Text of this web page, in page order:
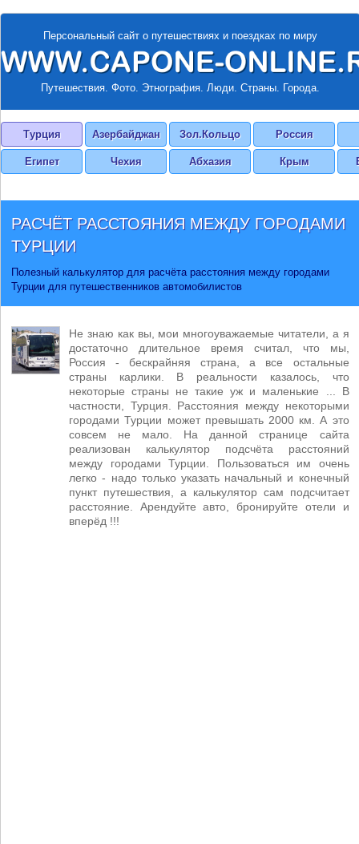
Персональный сайт о путешествиях и поездках по миру
Путешествия. Фото. Этнография. Люди. Страны. Города.
Турция Азербайджан Зол.Кольцо Россия
Египет Чехия Абхазия Крым
РАСЧЁТ РАССТОЯНИЯ МЕЖДУ ГОРОДАМИ
ТУРЦИИ
Полезный калькулятор для расчёта расстояния между городами
Турции для путешественников автомобилистов
Не знаю как вы, мои многоуважаемые читатели, а я
достаточно длительное время считал, что мы,
Россия - бескрайняя страна, а все остальные
страны карлики. В реальности казалось, что
некоторые страны не такие уж и маленькие ... В
частности, Турция. Расстояния между некоторыми
городами Турции может превышать 2000 км. А это
совсем не мало. На данной странице сайта
реализован калькулятор подсчёта расстояний
между городами Турции. Пользоваться им очень
легко - надо только указать начальный и конечный
пункт путешествия, а калькулятор сам подсчитает
расстояние. Арендуйте авто, бронируйте отели и
вперёд !!!